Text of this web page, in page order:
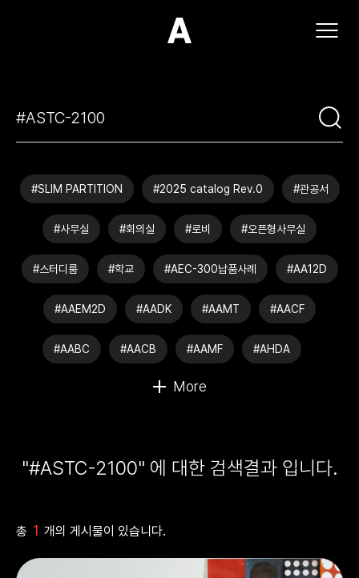
(주)아모스아인스가구
#SLIM PARTITION #2025 catalog Rev.0 #관공서
#사무실 #회의실 #로비 #오픈형사무실
#스터디룸 #학교 #AEC-300납품사례 #AA12D
#AAEM2D #AADK #AAMT #AACF
#AABC #AACB #AAMF #AHDA
"#ASTC-2100" 에 대한 검색결과 입니다.
총 1 개의 게시물이 있습니다.